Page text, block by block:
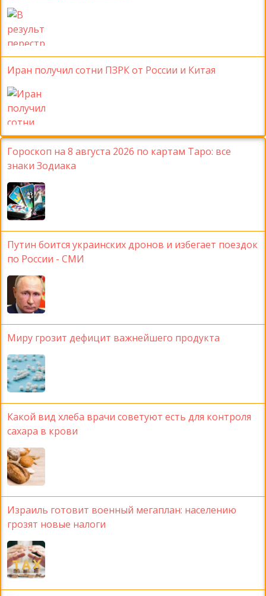
Иран получил сотни ПЗРК от России и Китая
Гороскоп на 8 августа 2026 по картам Таро: все
знаки Зодиака
Путин боится украинских дронов и избегает поездок
по России - СМИ
Миру грозит дефицит важнейшего продукта
Какой вид хлеба врачи советуют есть для контроля
сахара в крови
Израиль готовит военный мегаплан: населению
грозят новые налоги